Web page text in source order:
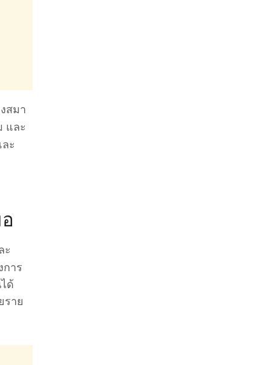
สมา
และ
ะ
ะ
าร
ด้
าย